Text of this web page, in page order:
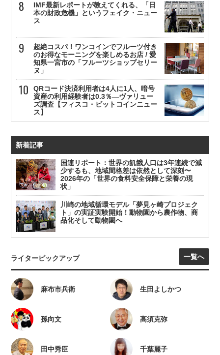
IMF最新レポートが教えてくれる、「日
本の財政危機」というフェイク・ニュー
ス
超絶コスパ！ワンコインでフルーツ付き
のお得なモーニングを楽しめるお店 / 愛
知県一宮市の「フルーツショップセリー
ヌ」
QRコード決済利用者は4人に1人、暗号
資産の利用経験者は0.3％—ヴァリュー
ズ調査【フィスコ・ビットコインニュー
ス】
新着記事
国連リポート：世界の飢餓人口は3年連続で減
少するも、地域間格差は依然として深刻〜
2026年の「世界の食料安全保障と栄養の現
状」
川崎の地域循環モデル「夢見ヶ崎プロジェク
ト」の実証実験開始！動物園から農作物、商
品化そして動物園へ
ライターピックアップ 一覧へ
麻布市兵衛 生田よしかつ
孫向文 高須克弥
田中秀臣 千葉麗子